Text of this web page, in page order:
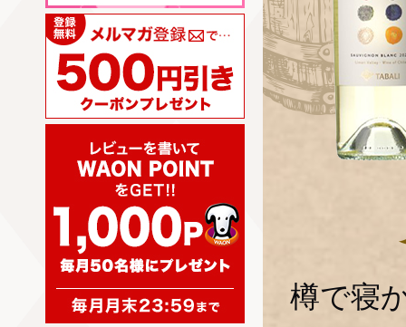
樽で寝